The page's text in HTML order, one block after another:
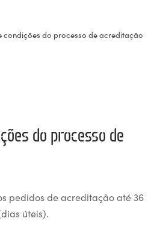
condições do processo de acreditação
do processo de
pedidos de acreditação até 36
úteis).